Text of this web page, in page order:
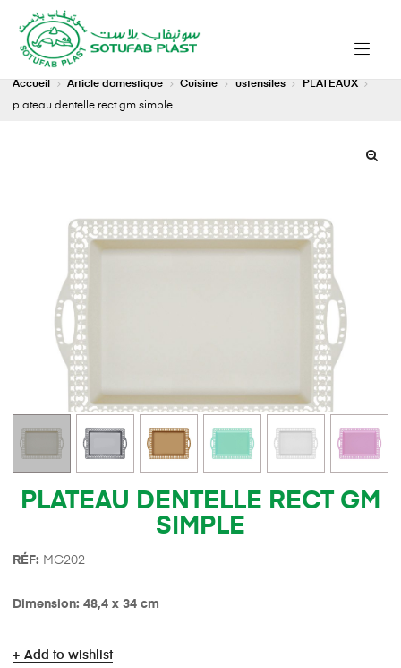
Accueil Article domestique Cuisine ustensiles
PLATEAUX
plateau dentelle rect gm simple
PLATEAU DENTELLE RECT GM
SIMPLE
R É F: MG202
Dimension: 48,4 x 34 cm
Add to wishlist